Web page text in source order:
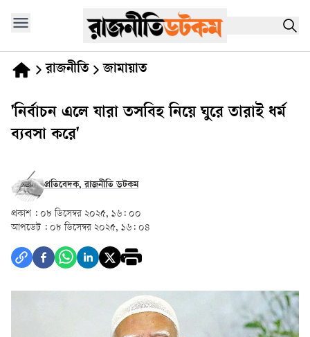
রাজনীতি জামায়াত
'নির্বাচন এলে যারা তসবিহ নিয়ে ঘুরে তারাই ধর্ম
ব্যবসা করে'
প্রতিবেদক, রাজনীতি ডটকম
প্রকাশ : ০৮ ডিসেম্বর ২০২৫, ১৬: ০০
আপডেট : ০৮ ডিসেম্বর ২০২৫, ১৬: ০৪